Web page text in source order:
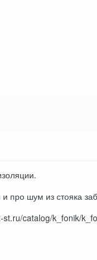
про шум из стояка
st.ru/catalog/k_fonik/